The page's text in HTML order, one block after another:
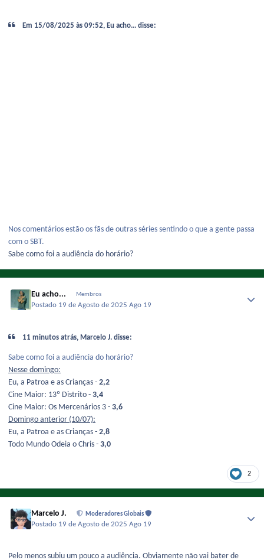
Em 15/08/2025 às 09:52, Eu acho... disse:
Nos comentários estão os fãs de outras séries sentindo o que a gente passa
com o SBT.
Sabe como foi a audiência do horário?
Eu acho... Membros
Postado 19 de Agosto de 2025Ago 19
11 minutos atrás, Marcelo J. disse:
Sabe como foi a audiência do horário?
Nesse domingo:
Eu, a Patroa e as Crianças - 2,2
Cine Maior: 13º Distrito - 3,4
Cine Maior: Os Mercenários 3 - 3,6
Domingo anterior (10/07):
Eu, a Patroa e as Crianças - 2,8
Todo Mundo Odeia o Chris - 3,0
2
Marcelo J. Moderadores Globais
Postado 19 de Agosto de 2025Ago 19
Pelo menos subiu um pouco a audiência. Obviamente não vai bater de